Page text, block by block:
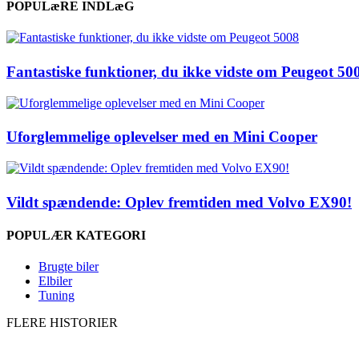
POPULæRE INDLæG
Fantastiske funktioner, du ikke vidste om Peugeot
Uforglemmelige oplevelser med en Mini Cooper
Vildt spændende: Oplev fremtiden med Volvo EX90!
POPULÆR KATEGORI
Brugte biler
Elbiler
Tuning
FLERE HISTORIER